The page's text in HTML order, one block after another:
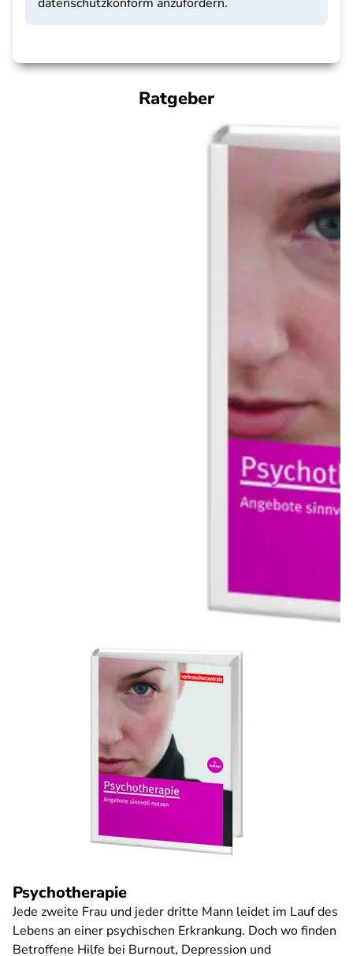
Ratgeber
Psychotherapie
Jede zweite Frau und jeder dritte Mann leidet im Lauf des
Lebens an einer psychischen Erkrankung. Doch wo finden
Betroffene Hilfe bei Burnout, Depression und